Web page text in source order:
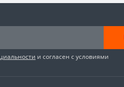
и согласен с условиями